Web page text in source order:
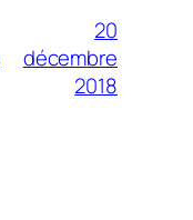
20
décembre
2018